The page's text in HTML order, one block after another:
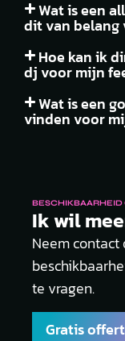
Wat is een
dit van belang
Hoe kan ik
dj voor mijn
Wat is een
vinden voor
Ik wil
Neem contact
te vragen.
Gratis